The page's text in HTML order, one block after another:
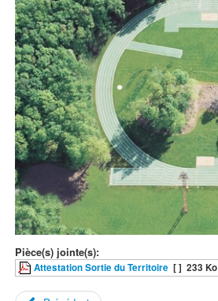
Pièce(s) jointe(s):
Attestation Sortie du Territoire [ ] 233 Ko